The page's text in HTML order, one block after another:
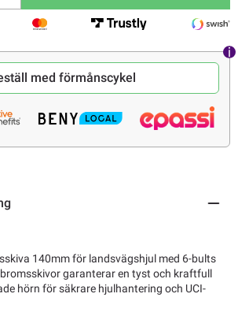
med förmånscykel
140mm för landsvägshjul med 6-bults
garanterar en tyst och kraftfull
hörn för säkrare hjulhantering och UCI-